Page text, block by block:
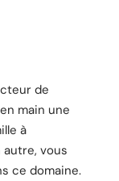
de
main une
à
autre, vous
ce domaine.